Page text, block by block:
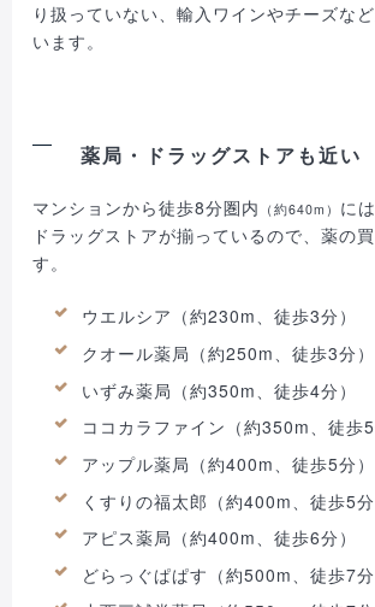
り扱っていない、輸入ワインやチーズな
います。
薬局・ドラッグストアも近い
マンションから徒歩8分圏内 （約640m） に
ドラッグストアが揃っているので、薬の
す。
ウエルシア（約230m、徒歩3分）
クオール薬局（約250m、徒歩3分）
いずみ薬局（約350m、徒歩4分）
ココカラファイン（約350m、徒歩5
アップル薬局（約400m、徒歩5分）
くすりの福太郎（約400m、徒歩5分
アピス薬局（約400m、徒歩6分）
どらっぐぱぱす（約500m、徒歩7分